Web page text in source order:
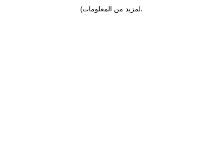
لمزيد من المعلومات).